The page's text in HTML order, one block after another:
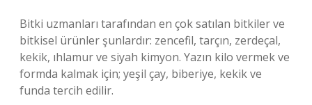
Bitki uzmanları tarafından en çok satılan bitkiler ve
bitkisel ürünler şunlardır: zencefil, tarçın, zerdeçal,
kekik, ıhlamur ve siyah kimyon. Yazın kilo vermek ve
formda kalmak için; yeşil çay, biberiye, kekik ve
funda tercih edilir.